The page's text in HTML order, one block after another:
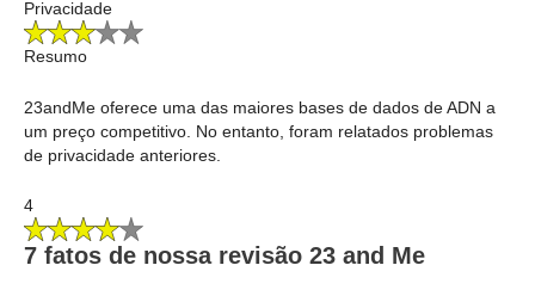
Privacidade
Resumo
23andMe oferece uma das maiores bases de dados de ADN a
um preço competitivo. No entanto, foram relatados problemas
de privacidade anteriores.
4
7 fatos de nossa revisão 23 and Me